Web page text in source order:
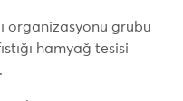
organizasyonu grubu
hamyağ tesisi